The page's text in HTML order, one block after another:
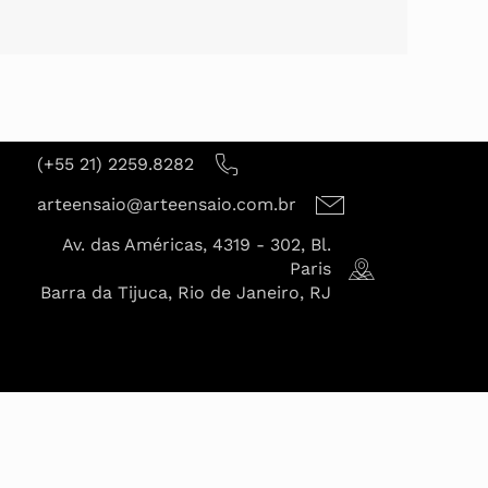
(+55 21) 2259.8282
arteensaio@arteensaio.com.br
Av. das Américas, 4319 - 302, Bl.
Paris
Barra da Tijuca, Rio de Janeiro, RJ